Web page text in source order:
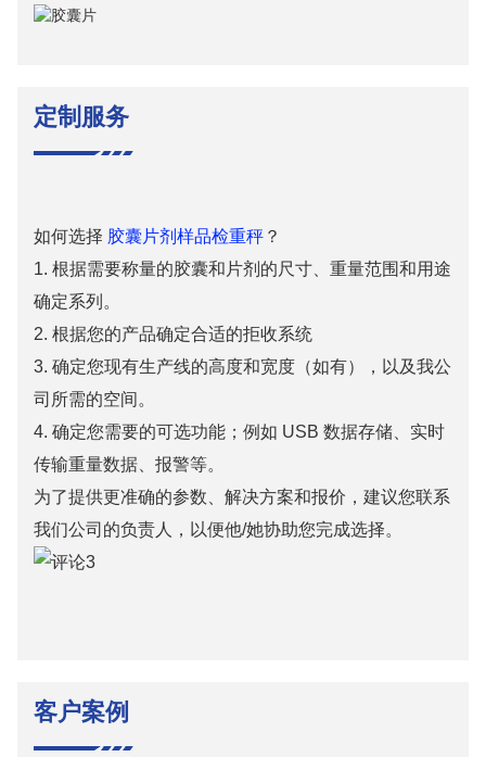
定制服务
如何选择 胶囊片剂样品检重秤？
1. 根据需要称量的胶囊和片剂的尺寸、重量范围和用途
确定系列。
2. 根据您的产品确定合适的拒收系统
3. 确定您现有生产线的高度和宽度（如有），以及我公
司所需的空间。
4. 确定您需要的可选功能；例如 USB 数据存储、实时
传输重量数据、报警等。
为了提供更准确的参数、解决方案和报价，建议您联系
我们公司的负责人，以便他/她协助您完成选择。
客户案例